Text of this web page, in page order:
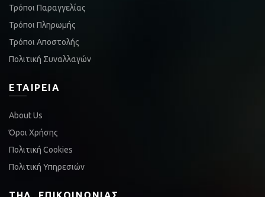
Τρόποι Παραγγελίας
Τρόποι Πληρωμής
Τρόποι Αποστολής
Πολιτική Συναλλαγών
ΕΤΑΙΡΕΊΑ
About Us
Όροι Χρήσης
Πολιτική Cookies
Πολιτική Υπηρεσιών